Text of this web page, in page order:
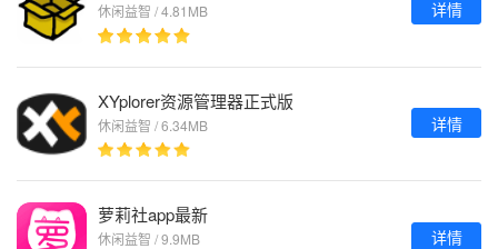
休闲益智 / 4.81MB 详情
XYplorer资源管理器正式版
休闲益智 / 6.34MB 详情
萝莉社app最新
休闲益智 / 9.9MB 详情